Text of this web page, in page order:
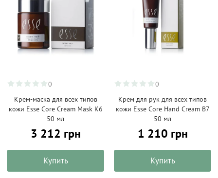
0
Крем-маска для всех типов
кожи Esse Core Cream Mask K6
50 мл
3 212 грн
Купить
0
Крем для рук для всех типов
кожи Esse Core Hand Cream B7
50 мл
1 210 грн
Купить